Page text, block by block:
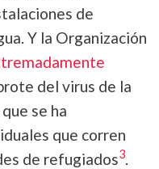
de
Y la Organización
del virus de la
se ha
que corren
de refugiados3